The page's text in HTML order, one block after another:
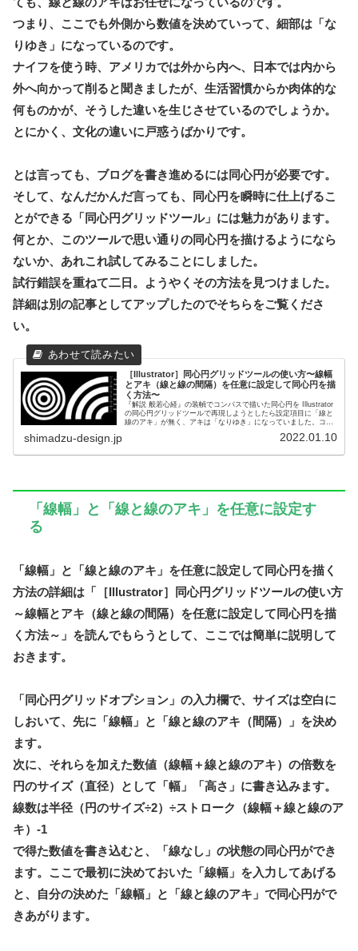
つまり、ここでも外側から数値を決めていって、細部は「な
りゆき」になっているのです。
ナイフを使う時、アメリカでは外から内へ、日本では内から
外へ向かって削ると聞きましたが、生活習慣からか肉体的な
何ものかが、そうした違いを生じさせているのでしょうか。
とにかく、文化の違いに戸惑うばかりです。
とは言っても、ブログを書き進めるには同心円が必要です。
そして、なんだかんだ言っても、同心円を瞬時に仕上げるこ
とができる「同心円グリッドツール」には魅力があります。
何とか、このツールで思い通りの同心円を描けるようになら
ないか、あれこれ試してみることにしました。
試行錯誤を重ねて二日。ようやくその方法を見つけました。
詳細は別の記事としてアップしたのでそちらをご覧くださ
い。
［Illustrator］同心円グリッドツールの使い方〜線幅
とアキ（線と線の間隔）を任意に設定して同心円を描
く方法〜
『解説 般若心経』の装幀でコンパスで描いた同心円を Illustrator
の同心円グリッドツールで再現しようとしたら設定項目に「線と
線のアキ」が無く、アキは「なりゆき」になっていました。コン
してモアレの美しさを求めたのです。今回は、同心円グリッドツ
索してみました。
shimadzu-design.jp 2022.01.10
「線幅」と「線と線のアキ」を任意に設定す
る
「線幅」と「線と線のアキ」を任意に設定して同心円を描く
方法の詳細は「［Illustrator］同心円グリッドツールの使い方
～線幅とアキ（線と線の間隔）を任意に設定して同心円を描
く方法～」を読んでもらうとして、ここでは簡単に説明して
おきます。
「同心円グリッドオプション」の入力欄で、サイズは空白に
しおいて、先に「線幅」と「線と線のアキ（間隔）」を決め
ます。
次に、それらを加えた数値（線幅＋線と線のアキ）の倍数を
円のサイズ（直径）として「幅」「高さ」に書き込みます。
線数は半径（円のサイズ÷2）÷ストローク（線幅＋線と線のア
キ）-1
で得た数値を書き込むと、「線なし」の状態の同心円ができ
ます。ここで最初に決めておいた「線幅」を入力してあげる
と、自分の決めた「線幅」と「線と線のアキ」で同心円がで
きあがります。